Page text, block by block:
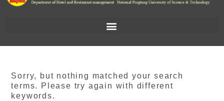
Sorry, but nothing matched your search
terms. Please try again with different
keywords.